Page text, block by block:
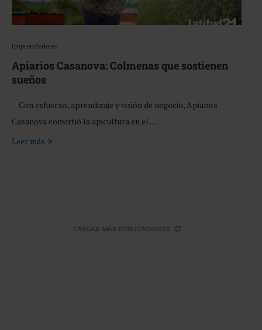
Emprendedores
Apiarios Casanova: Colmenas que sostienen
sueños
Con esfuerzo, aprendizaje y visión de negocio, Apiarios
Casanova convirtió la apicultura en el …
Leer más
CARGAR MÁS PUBLICACIONES